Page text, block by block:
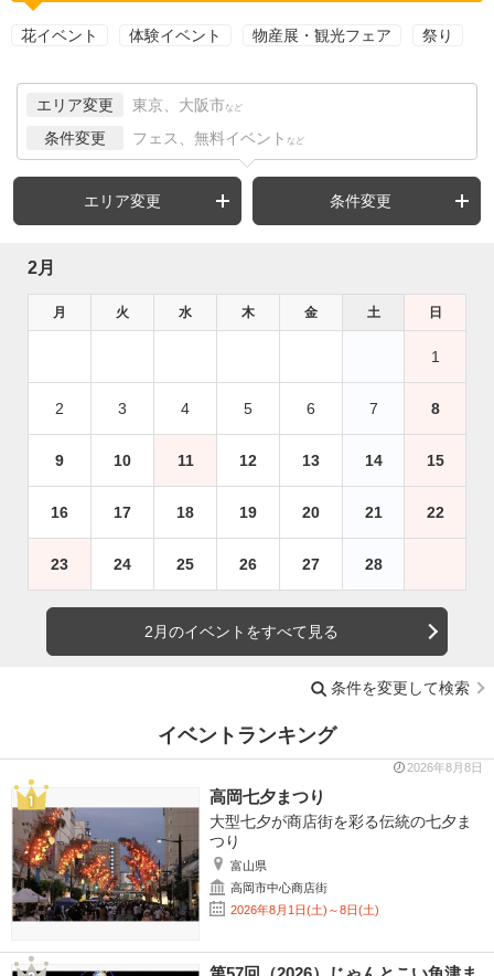
花イベント 体験イベント 物産展・観光フェア 祭り
エリア変更 東京、大阪市 など
条件変更 フェス、無料イベント など
エリア変更 条件変更
2月
月 火 水 木 金 土 日
1
2 3 4 5 6 7 8
9 10 11 12 13 14 15
16 17 18 19 20 21 22
23 24 25 26 27 28
2月のイベントをすべて見る
条件を変更して検索
イベントランキング
2026年8月8日
高岡七夕まつり
大型七夕が商店街を彩る伝統の七夕ま
つり
富山県
高岡市中心商店街
2026年8月1日(土)～8日(土)